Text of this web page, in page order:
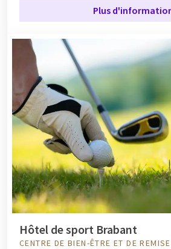
Plus
Hôtel de sport Brabant
CENTRE DE BIEN-ÊTRE ET DE